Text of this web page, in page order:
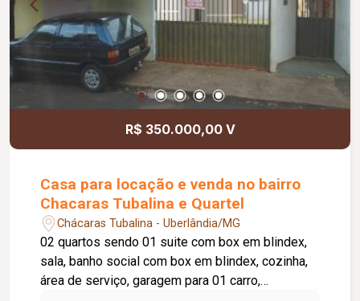
R$ 350.000,00 V
Casa para locação e venda no bairro
Chacaras Tubalina e Quartel
Chácaras Tubalina - Uberlândia/MG
02 quartos sendo 01 suite com box em blindex,
sala, banho social com box em blindex, cozinha,
área de serviço, garagem para 01 carro,